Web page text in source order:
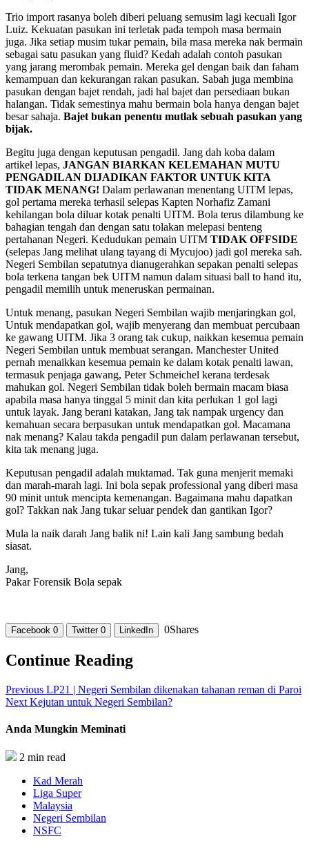
Trio import rasanya boleh diberi peluang semusim lagi kecuali Igor
Luiz. Kekuatan pasukan ini terletak pada tempoh masa bermain
juga. Jika setiap musim tukar pemain, bila masa mereka nak bermain
sebagai satu pasukan yang fluid? Kedah adalah contoh pasukan
yang jarang merombak pemain. Mereka gel dengan baik dan faham
kemampuan dan kekurangan rakan pasukan. Sabah juga membina
pasukan dengan bajet rendah, jadi hal bajet dan persediaan bukan
halangan. Tidak semestinya mahu bermain bola hanya dengan bajet
besar sahaja. Bajet bukan penentu mutlak sebuah pasukan yang
bijak.
Begitu juga dengan keputusan pengadil. Jang dah koba dalam
artikel lepas, JANGAN BIARKAN KELEMAHAN MUTU
PENGADILAN DIJADIKAN FAKTOR UNTUK KITA
TIDAK MENANG! Dalam perlawanan menentang UITM lepas,
gol pertama mereka terhasil selepas Kapten Norhafiz Zamani
kehilangan bola diluar kotak penalti UITM. Bola terus dilambung ke
bahagian tengah dan dengan satu tolakan melepasi benteng
pertahanan Negeri. Kedudukan pemain UITM TIDAK OFFSIDE
(selepas Jang melihat ulang tayang di Mycujoo) jadi gol mereka sah.
Negeri Sembilan sepatutnya dianugerahkan sepakan penalti selepas
bola terkena tangan bek UITM namun dalam situasi ball to hand itu,
pengadil memilih untuk meneruskan permainan.
Untuk menang, pasukan Negeri Sembilan wajib menjaringkan gol,
Untuk mendapatkan gol, wajib menyerang dan membuat percubaan
ke gawang UITM. Jika 3 orang tak cukup, naikkan kesemua pemain
Negeri Sembilan untuk membuat serangan. Manchester United
pernah menaikkan kesemua pemain ke dalam kotak penalti lawan,
termasuk penjaga gawang, Peter Schmeichel kerana terdesak
mahukan gol. Negeri Sembilan tidak boleh bermain macam biasa
apabila masa hanya tinggal 5 minit dan kita perlukan 1 gol lagi
untuk layak. Jang berani katakan, Jang tak nampak urgency dan
kemahuan secara berpasukan untuk mendapatkan gol. Macamana
nak menang? Kalau takda pengadil pun dalam perlawanan tersebut,
kita tak menang juga.
Keputusan pengadil adalah muktamad. Tak guna menjerit memaki
dan marah-marah lagi. Ini bola sepak professional yang diberi masa
90 minit untuk mencipta kemenangan. Bagaimana mahu dapatkan
gol? Takkan nak Jang tukar seluar pendek dan gantikan Igor?
Mula la naik darah Jang balik ni! Lain kali Jang sambung bedah
siasat.
Jang,
Pakar Forensik Bola sepak
Facebook 0 Twitter 0 LinkedIn 0Shares
Continue Reading
Previous LP21 | Negeri Sembilan dikenakan tahanan reman di Paroi
Next Kejutan untuk Negeri Sembilan?
Anda Mungkin Meminati
2 min read
Kad Merah
Liga Super
Malaysia
Negeri Sembilan
NSFC